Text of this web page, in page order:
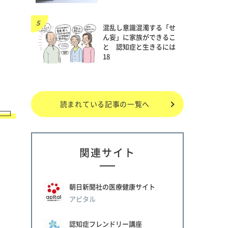
混乱し意識混濁する「せ
ん妄」に家族ができるこ
と 認知症と生きるには
18
読まれている記事の一覧へ
関連サイト
朝日新聞社の医療健康サイト
アピタル
認知症フレンドリー講座